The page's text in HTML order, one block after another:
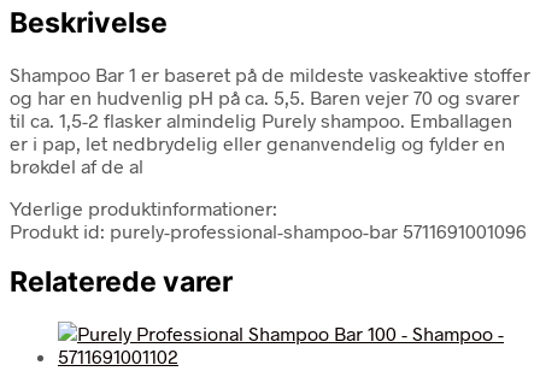
Beskrivelse
Shampoo Bar 1 er baseret på de mildeste vaskeaktive stoffer
og har en hudvenlig pH på ca. 5,5. Baren vejer 70 og svarer
til ca. 1,5-2 flasker almindelig Purely shampoo. Emballagen
er i pap, let nedbrydelig eller genanvendelig og fylder en
brøkdel af de al
Yderlige produktinformationer:
Produkt id: purely-professional-shampoo-bar 5711691001096
Relaterede varer